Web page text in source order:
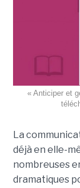
« Anticiper et
La
déjà en elle-
nombreuses
dramatiques